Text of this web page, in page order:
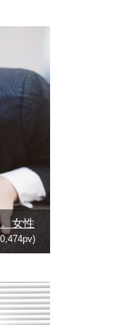
女性